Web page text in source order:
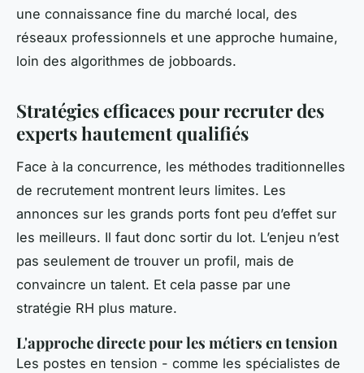
une connaissance fine du marché local, des
réseaux professionnels et une approche humaine,
loin des algorithmes de jobboards.
Stratégies efficaces pour recruter des
experts hautement qualifiés
Face à la concurrence, les méthodes traditionnelles
de recrutement montrent leurs limites. Les
annonces sur les grands ports font peu d’effet sur
les meilleurs. Il faut donc sortir du lot. L’enjeu n’est
pas seulement de trouver un profil, mais de
convaincre un talent. Et cela passe par une
stratégie RH plus mature.
L'approche directe pour les métiers en tension
Les postes en tension - comme les spécialistes de